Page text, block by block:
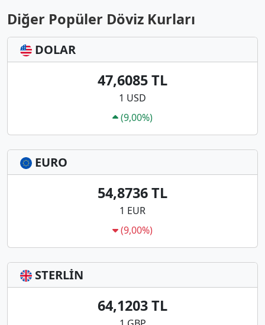
Diğer Popüler Döviz Kurları
DOLAR
47,6085 TL
1 USD
(9,00%)
EURO
54,8736 TL
1 EUR
(9,00%)
STERLİN
64,1203 TL